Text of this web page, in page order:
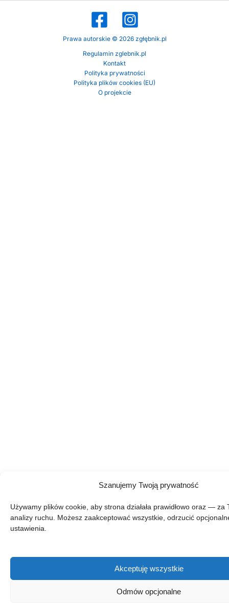
Szanujemy Twoją prywatność
Używamy plików cookie, aby strona działała prawidłowo oraz —
analizy ruchu. Możesz zaakceptować wszystkie, odrzucić
ustawienia.
Akceptuję wszystkie
Odmów opcjonalne
Prawa autorskie © 2026 zgłębnik.pl
Regulamin zglebnik.pl
Kontakt
Polityka prywatności
Polityka plików cookies (EU)
O projekcie